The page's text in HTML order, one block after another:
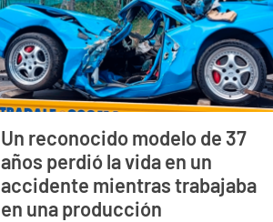
Un reconocido modelo de 37
años perdió la vida en un
accidente mientras trabajaba
en una producción